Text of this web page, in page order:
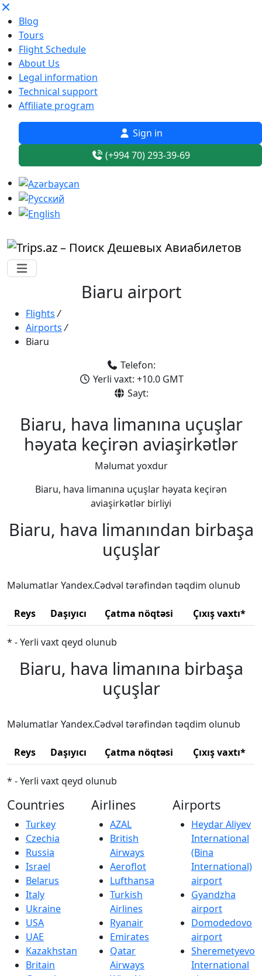
Blog
Tours
Flight Schedule
About Us
Legal information
Technical support
Affiliate program
Sign in
(+994 70) 293-39-69
Biaru airport
Flights /
Airports /
Biaru
Telefon:
Yerli vaxt: +10.0 GMT
Sayt:
Biaru, hava limanına uçuşlar
həyata keçirən aviaşirkətlər
Məlumat yoxdur
Biaru, hava limanına uçuşlar həyata keçirən
aviaşirkətlər birliyi
Biaru, hava limanından birbaşa
uçuşlar
Məlumatlar Yandex.Cədvəl tərəfindən təqdim olunub
Reys Daşıyıcı Çatma nöqtəsi Çıxış vaxtı*
* - Yerli vaxt qeyd olunub
Biaru, hava limanına birbaşa
uçuşlar
Məlumatlar Yandex.Cədvəl tərəfindən təqdim olunub
Reys Daşıyıcı Çatma nöqtəsi Çıxış vaxtı*
* - Yerli vaxt qeyd olunub
Countries
Turkey
Czechia
Russia
Israel
Belarus
Italy
Ukraine
USA
UAE
Kazakhstan
Britain
Airlines
AZAL
British
Airways
Aeroflot
Lufthansa
Turkish
Airlines
Ryanair
Emirates
Qatar
Airways
Airports
Heydar Aliyev
International
(Bina
International)
airport
Gyandzha
airport
Domodedovo
airport
Sheremetyevo
International